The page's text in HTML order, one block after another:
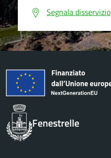
Segnala disservizio
Fenestrelle